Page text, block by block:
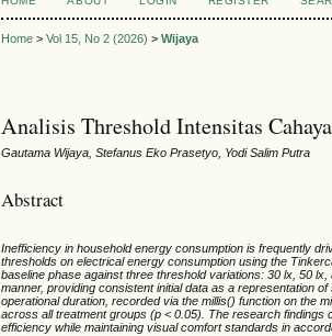
Home >Vol 15, No 2 (2026) >Wijaya
Analisis Threshold Intensitas
Gautama Wijaya, Stefanus Eko Prasetyo, Yodi Salim Putra
Abstract
Inefficiency in household energy consumption is frequently
thresholds on electrical energy consumption using the
baseline phase against three threshold variations: 30 lx, 50
manner, providing consistent initial data as a representation
operational duration, recorded via the millis() function on the
across all treatment groups (p < 0.05). The research findings
efficiency while maintaining visual comfort standards in